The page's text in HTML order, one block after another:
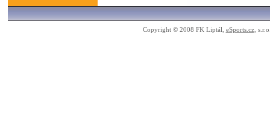
Copyright © 2008 FK Liptál, eSports.cz,